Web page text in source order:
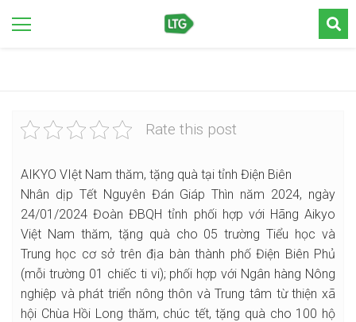
Rate this post
AIKYO VIệt Nam thăm, tặng quà tại tỉnh Điện Biên
Nhân dịp Tết Nguyên Đán Giáp Thìn năm 2024, ngày
24/01/2024 Đoàn ĐBQH tỉnh phối hợp với Hãng Aikyo
Việt Nam thăm, tặng quà cho 05 trường Tiểu học và
Trung học cơ sở trên địa bàn thành phố Điện Biên Phủ
(mỗi trường 01 chiếc ti vi); phối hợp với Ngân hàng Nông
nghiệp và phát triển nông thôn và Trung tâm từ thiện xã
hội Chùa Hồi Long thăm, chúc tết, tặng quà cho 100 hộ